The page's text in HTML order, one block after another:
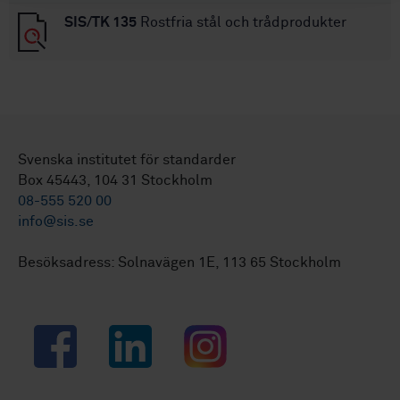
SIS/TK 135 Rostfria stål och trådprodukter
Svenska institutet för standarder
Box 45443, 104 31 Stockholm
08-555 520 00
info@sis.se
Besöksadress: Solnavägen 1E, 113 65 Stockholm
Facebook LinkedIn Instagram